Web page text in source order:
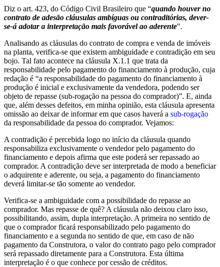
Diz o art. 423, do Código Civil Brasileiro que “quando houver no
contrato de adesão cláusulas ambíguas ou contraditórias, dever-
se-á adotar a interpretação mais favorável ao aderente”.
Analisando as cláusulas do contrato de compra e venda de imóveis
na planta, verifica-se que existem ambiguidade e contradição em seu
bojo. Tal fato acontece na cláusula X.1.1 que trata da
responsabilidade pelo pagamento do financiamento à produção, cuja
redação é “a responsabilidade do pagamento do financiamento à
produção é inicial e exclusivamente da vendedora, podendo ser
objeto de repasse (sub-rogação na pessoa do comprador)”. E, ainda
que, além desses defeitos, em minha opinião, esta cláusula apresenta
omissão ao deixar de informar em que casos haverá a sub-rogação
da responsabilidade da pessoa do comprador. Vejamos:
A contradição é percebida logo no início da cláusula quando
responsabiliza exclusivamente o vendedor pelo pagamento do
financiamento e depois afirma que este poderá ser repassado ao
comprador. A contradição deve ser interpretada de modo a beneficiar
o adquirente e aderente, ou seja, a pagamento do financiamento
deverá limitar-se tão somente ao vendedor.
Verifica-se a ambiguidade com a possibilidade do repasse ao
comprador. Mas repasse de quê? A cláusula não deixou claro isso,
possibilitando, assim, dupla interpretação. A primeira no sentido de
que o comprador ficará responsabilizado pelo pagamento do
financiamento e a segunda no sentido de que, em caso de não
pagamento da Construtora, o valor do contrato pago pelo comprador
será repassado diretamente para a Construtora. Esta última
interpretação é o que conhece por cessão de créditos.